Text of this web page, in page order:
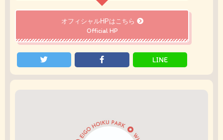
オフィシャルHPはこちら
Official HP
LINE